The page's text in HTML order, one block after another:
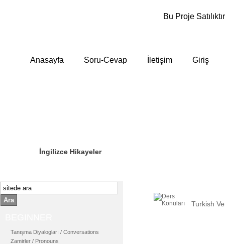
Bu Proje
Anasayfa Soru-Cevap İletişim Giriş
İngilizce Hikayeler
Ara
Tanışma Diyalogları / Conversations
Zamirler / Pronouns
Turkish